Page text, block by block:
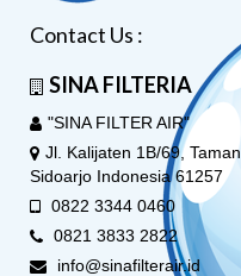
Contact Us :
SINA FILTERIA
"SINA FILTER AIR"
Jl. Kalijaten 1B/69, Taman
Sidoarjo Indonesia 61257
0822 3344 0460
0821 3833 2822
info@sinafilterair.id